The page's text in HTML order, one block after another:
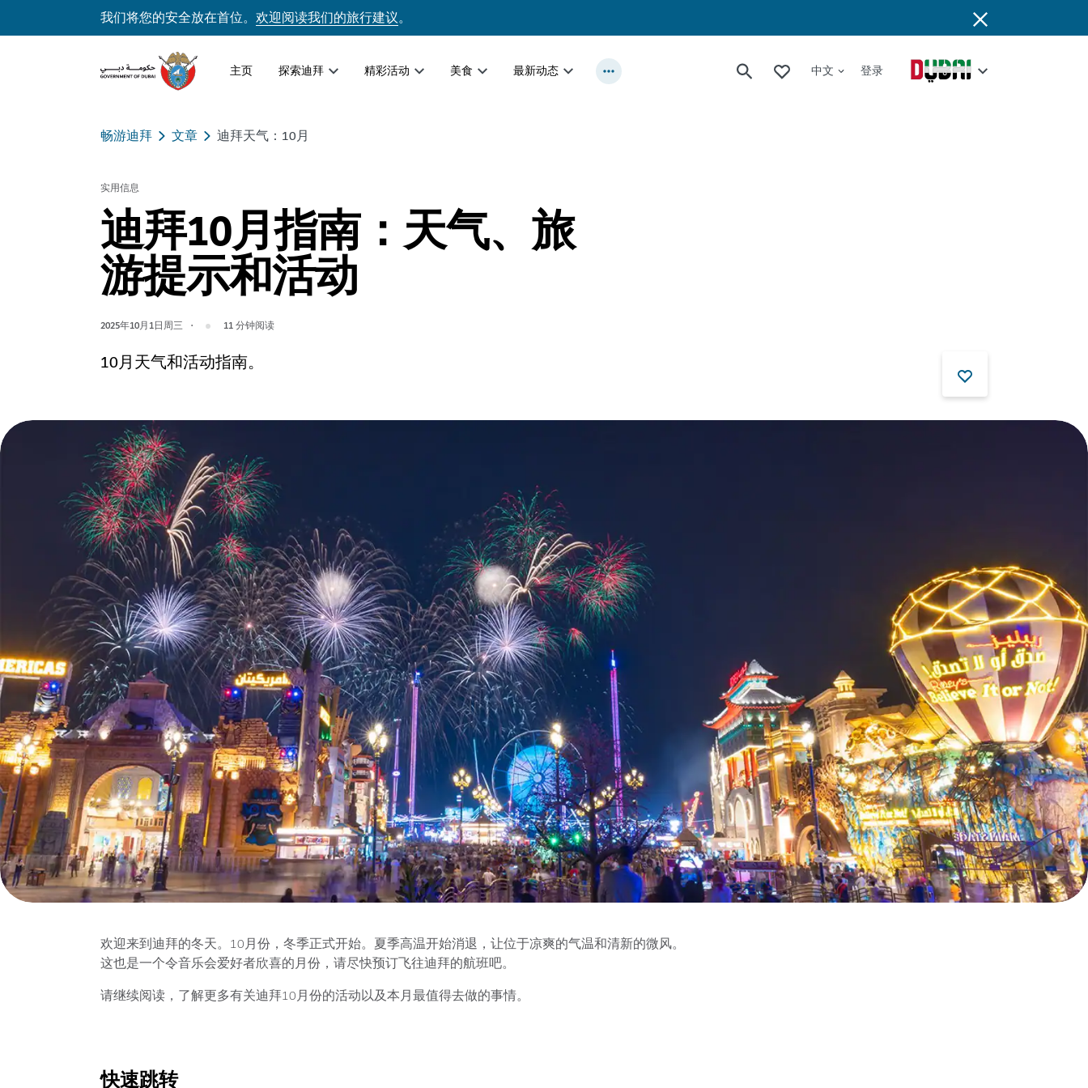
我们将您的安全放在首位。 欢迎阅读我们的旅行建议。
主页 探索迪拜 精彩活动 美食 最新动态 中文 登录
畅游迪拜 文章 迪拜天气：10月
实用信息
迪拜10月指南：天气、旅
游提示和活动
2025年10月1日周三 11分钟阅读
10月天气和活动指南。
欢迎来到迪拜的冬天。10月份，冬季正式开始。夏季高温开始消退，让位于凉爽的气温和清新的微风。
这也是一个令音乐会爱好者欣喜的月份，请尽快预订飞往迪拜的航班吧。
请继续阅读，了解更多有关迪拜10月份的活动以及本月最值得去做的事情。
快速跳转